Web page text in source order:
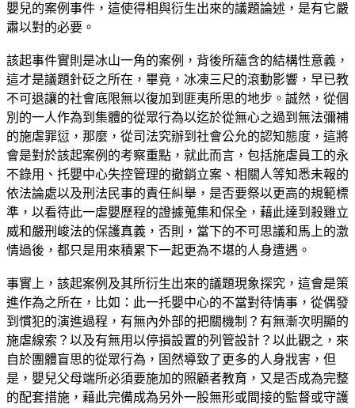
嬰兒的案例事件，這使得相與衍生出來的議題論述，是有它嚴
肅以對的必要。
該起事件實則是冰山一角的案例，背後所蘊含的結構性意義，
這才是議題針砭之所在，畢竟，冰凍三尺的滾動影響，早已教
不可退讓的社會底限無以復加到匪夷所思的地步。誠然，從個
別的一人作為到集體的從眾行為以迄於從無心之過到無法彌補
的施虐罪愆，那麼，從司法究辦到社會公允的認知態度，這將
會是對於該起案例的考察重點，就此而言，包括施虐員工的永
不錄用、托嬰中心失控管理的撤銷立案、相關人等知悉未報的
依法論處以及刑法民事的責任糾舉，是否要祭以更高的規範標
準，以看待此一虐嬰歷程的證據蒐集和保全，藉此達到殺雞立
威和嚴刑峻法的保護真義，否則，當下的不可思議和馬上的激
情過後，都只是用來積累下一起更為不堪的人身遭遇。
事實上，該起案例及其所衍生出來的議題現象探究，這會是策
進作為之所在，比如：此一托嬰中心的不當對待情事，從偶發
到慣犯的演進過程，有無內外部的把關機制？有無漸次明顯的
施虐線索？以及有無用以停損設置的列管設計？以此觀之，來
自於團體盲思的從眾行為，固然導致了更多的人身戕害，但
是，嬰兒父母端所必須要施加的照顧者教育，又是否成為完整
的配套措施，藉此完備成為另外一股無形或間接的監督或守護